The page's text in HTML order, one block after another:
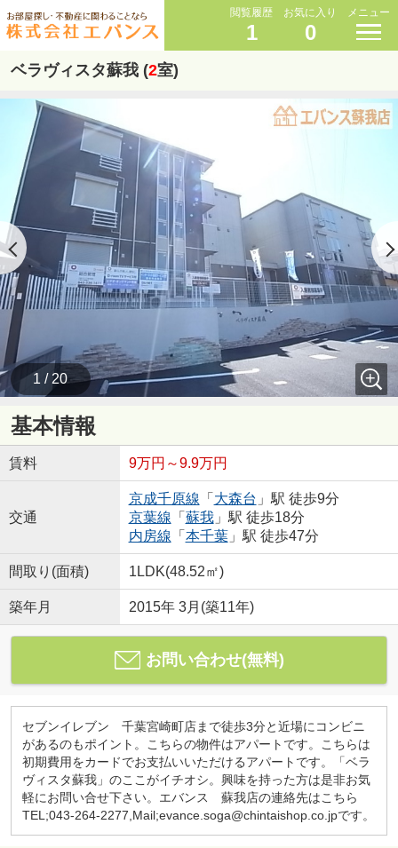
閲覧履歴
1
お気に入り
0
メニュー
ベラヴィスタ蘇我 (2室)
1 / 20
基本情報
賃料 9万円～9.9万円
交通
京成千原線 「 大森台 」駅 徒歩9分
京葉線 「 蘇我」駅 徒歩18分
内房線 「 本千葉」駅 徒歩47分
間取り(面積) 1LDK(48.52㎡)
築年月 2015年 3月(築11年)
お問い合わせ(無料)
セブンイレブン 千葉宮崎町店まで徒歩3分と近場にコンビニ
があるのもポイント。こちらの物件はアパートです。こちらは
初期費用をカードでお支払いいただけるアパートです。「ベラ
ヴィスタ蘇我」のここがイチオシ。興味を持った方は是非お気
軽にお問い合せ下さい。エバンス 蘇我店の連絡先はこちら
TEL;043-264-2277,Mail;evance.soga@chintaishop.co.jpです。